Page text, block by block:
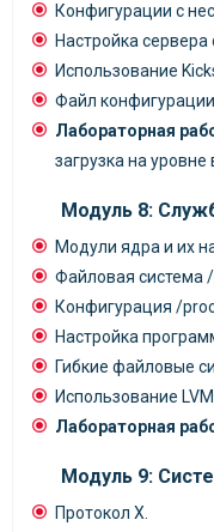
Конфигурации с
Настройка сервера
Использование
Файл
Лабораторная
загрузка на
Модуль 8:
Модули ядра и их
Файловая система
Конфигурация /
Настройка
Гибкие файловые
Использование
Лабораторная
Модуль 9:
Протокол X.